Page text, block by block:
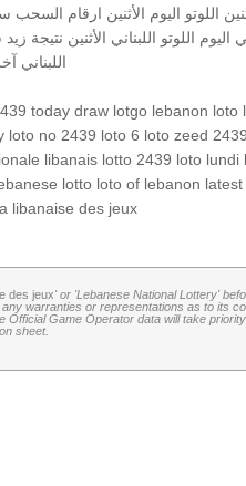
اللوتو اليوم الأثنين ارقام السحب
اليوم اللوتو اللبناني الأثنين نتيجة زيد
اللبناني
today draw lotgo lebanon loto
loto no 2439 loto 6 loto zeed 2439
libanais lotto 2439 loto lundi
lotto loto of lebanon
libanaise des jeux
des jeux' or 'Lebanese National Lottery'
warranties or representations as to its
Official Game Operator data will take priority
sheet.